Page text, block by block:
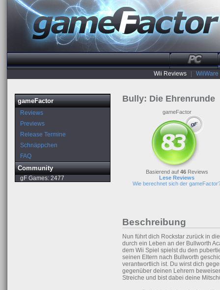
Wii Reviews
Bully: Die Ehrenrunde
gameFactor
Basierend auf 46 Reviews
Lese Reviews
Wie berechnet sich der
Beschreibung
Nun führt dich Rockstar zurück in
durch ein Leben an der Bullworth
dem Wii Spiel spielst du den
seinen Eltern nach Bullworth
verantwortlich ist. Du wirst dich
gegenüber deinen Lehrern
Streiche und bist dabei deine
gameFactor
Reviews
Previews
Release Termine
Schnäppchen
FAQ
Community
gF Games: 2477